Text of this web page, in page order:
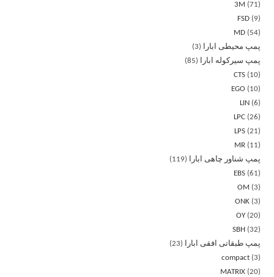
3M
71
FSD
9
MD
54
پمپ محیطی ابارا
3
پمپ سیرکوله ابارا
85
CTS
10
EGO
10
LIN 6
LPC 26
LPS 21
MR
11
پمپ شناور چاهی ابارا
119
EBS 61
OM
3
ONK 3
OY 20
SBH 32
پمپ طبقاتی افقی ابارا
23
compact 3
MATRIX 20